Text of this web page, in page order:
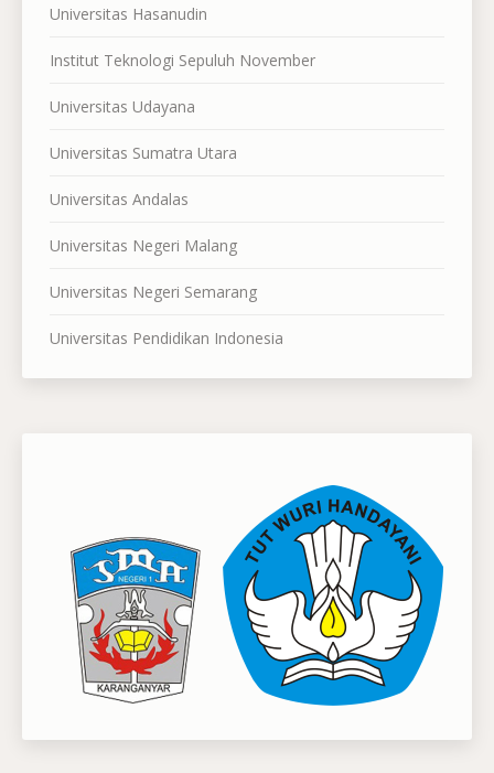
Universitas Hasanudin
Institut Teknologi Sepuluh November
Universitas Udayana
Universitas Sumatra Utara
Universitas Andalas
Universitas Negeri Malang
Universitas Negeri Semarang
Universitas Pendidikan Indonesia